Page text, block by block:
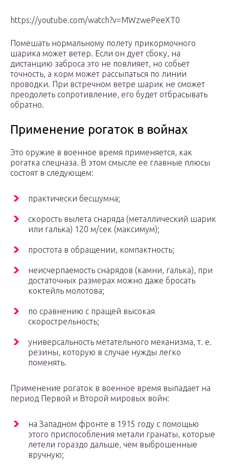
https://youtube.com/watch?v=MWzwePeeXT0
Помешать нормальному полету прикормочного
шарика может ветер. Если он дует сбоку, на
дистанцию заброса это не повлияет, но собьет
точность, а корм может рассыпаться по линии
проводки. При встречном ветре шарик не сможет
преодолеть сопротивление, его будет отбрасывать
обратно.
Применение рогаток в войнах
Это оружие в военное время применяется, как
рогатка спецназа. В этом смысле ее главные плюсы
состоят в следующем:
практически бесшумна;
скорость вылета снаряда (металлический шарик
или галька) 120 м/сек (максимум);
простота в обращении, компактность;
неисчерпаемость снарядов (камни, галька), при
достаточных размерах можно даже бросать
коктейль молотова;
по сравнению с пращей высокая
скорострельность;
универсальность метательного механизма, т. е.
резины, которую в случае нужды легко
поменять.
Применение рогаток в военное время выпадает на
период Первой и Второй мировых войн:
на Западном фронте в 1915 году с помощью
этого приспособления метали гранаты, которые
летели гораздо дальше, чем выброшенные
вручную;